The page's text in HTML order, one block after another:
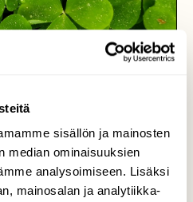
sisällön ja mainosten
median ominaisuuksien
analysoimiseen. Lisäksi
mainosalan ja analytiikka-